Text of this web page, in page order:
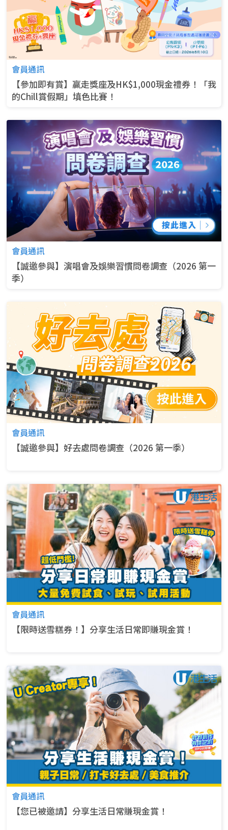
會員通訊
【參加即有賞】贏走獎座及HK$1,000現金禮券！「我
的Chill賞假期」填色比賽！
會員通訊
【誠邀參與】演唱會及娛樂習慣問卷調查（2026 第一
季）
會員通訊
【誠邀參與】好去處問卷調查（2026 第一季）
會員通訊
【限時送雪糕券！】分享生活日常即賺現⁠金⁠賞！
會員通訊
【您已被邀請】分享生活日常賺現金賞！